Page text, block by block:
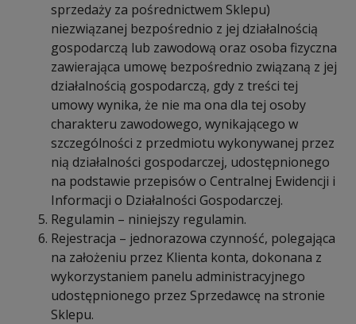
sprzedaży za pośrednictwem Sklepu)
niezwiązanej bezpośrednio z jej działalnością
gospodarczą lub zawodową oraz osoba fizyczna
zawierająca umowę bezpośrednio związaną z jej
działalnością gospodarczą, gdy z treści tej
umowy wynika, że nie ma ona dla tej osoby
charakteru zawodowego, wynikającego w
szczególności z przedmiotu wykonywanej przez
nią działalności gospodarczej, udostępnionego
na podstawie przepisów o Centralnej Ewidencji i
Informacji o Działalności Gospodarczej.
Regulamin – niniejszy regulamin.
Rejestracja – jednorazowa czynność, polegająca
na założeniu przez Klienta konta, dokonana z
wykorzystaniem panelu administracyjnego
udostępnionego przez Sprzedawcę na stronie
Sklepu.